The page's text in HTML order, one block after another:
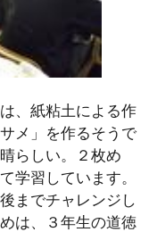
、紙粘土による作
メ」を作るそうで
らしい。２枚め
学習しています。
までチャレンジし
は、３年生の道徳